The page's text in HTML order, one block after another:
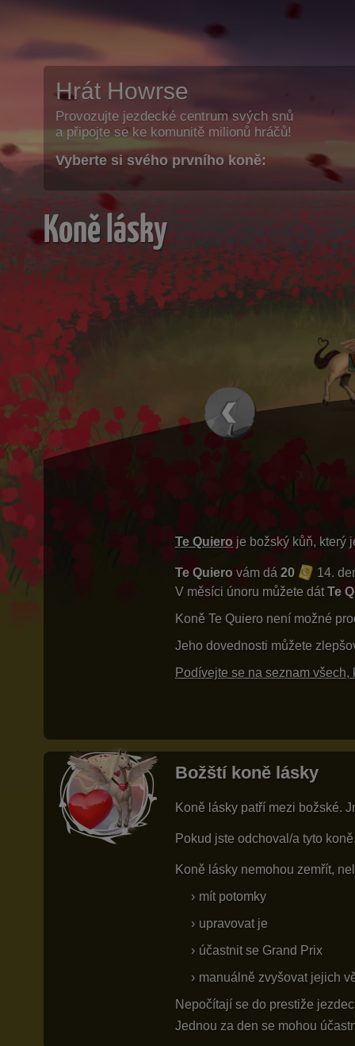
Hrát Howrse
Provozujte jezdecké centrum svých snů
a připojte se ke komunitě milionů hráčů!
Vyberte si svého prvního koně:
Koně lásky
Te Quiero je božský kůň, který
Te Quiero vám dá 20
14.
V měsíci únoru můžete dátTe
Koně Te Quiero není možné
Jeho dovednosti můžete
Podívejte se na seznam všech,
Božští koně lásky
Koně lásky patří mezi božské.
Pokud jste odchoval/a tyto
Koně lásky nemohou zemřít,
mít potomky
upravovat je
účastnit se Grand Prix
manuálně zvyšovat jejich
Nepočítají se do prestiže
Jednou za den se mohou